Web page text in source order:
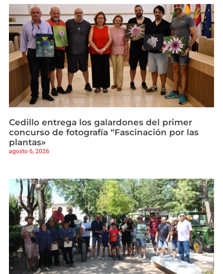
Cedillo entrega los galardones del primer
concurso de fotografía “Fascinación por las
plantas»
agosto 6, 2026